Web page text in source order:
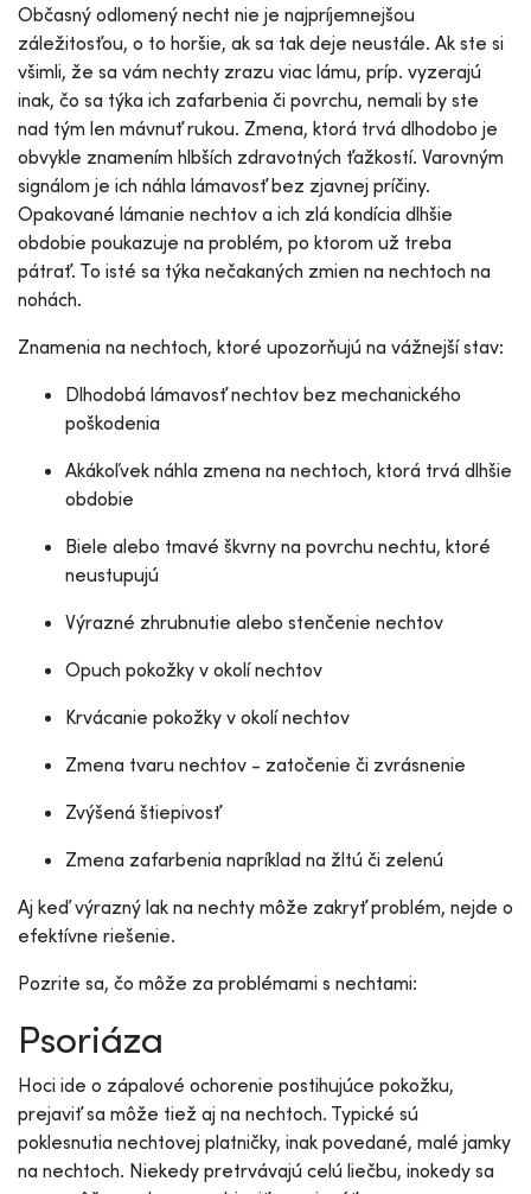
Občasný odlomený necht nie je najpríjemnejšou
záležitosťou, o to horšie, ak sa tak deje neustále. Ak ste si
všimli, že sa vám nechty zrazu viac lámu, príp. vyzerajú
inak, čo sa týka ich zafarbenia či povrchu, nemali by ste
nad tým len mávnuť rukou. Zmena, ktorá trvá dlhodobo je
obvykle znamením hlbších zdravotných ťažkostí. Varovným
signálom je ich náhla lámavosť bez zjavnej príčiny.
Opakované lámanie nechtov a ich zlá kondícia dlhšie
obdobie poukazuje na problém, po ktorom už treba
pátrať. To isté sa týka nečakaných zmien na nechtoch na
nohách.
Znamenia na nechtoch, ktoré upozorňujú na vážnejší stav:
Dlhodobá lámavosť nechtov bez mechanického
poškodenia
Akákoľvek náhla zmena na nechtoch, ktorá trvá dlhšie
obdobie
Biele alebo tmavé škvrny na povrchu nechtu, ktoré
neustupujú
Výrazné zhrubnutie alebo stenčenie nechtov
Opuch pokožky v okolí nechtov
Krvácanie pokožky v okolí nechtov
Zmena tvaru nechtov - zatočenie či zvrásnenie
Zvýšená štiepivosť
Zmena zafarbenia napríklad na žltú či zelenú
Aj keď výrazný lak na nechty môže zakryť problém, nejde o
efektívne riešenie.
Pozrite sa, čo môže za problémami s nechtami:
Psoriáza
Hoci ide o zápalové ochorenie postihujúce pokožku,
prejaviť sa môže tiež aj na nechtoch. Typické sú
poklesnutia nechtovej platničky, inak povedané, malé jamky
na nechtoch. Niekedy pretrvávajú celú liečbu, inokedy sa